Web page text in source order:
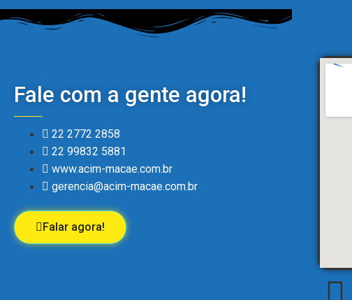
Fale com a gente agora!
22 2772 2858
22 99832 5881
www.acim-macae.com.br
gerencia@acim-macae.com.br
Falar agora!